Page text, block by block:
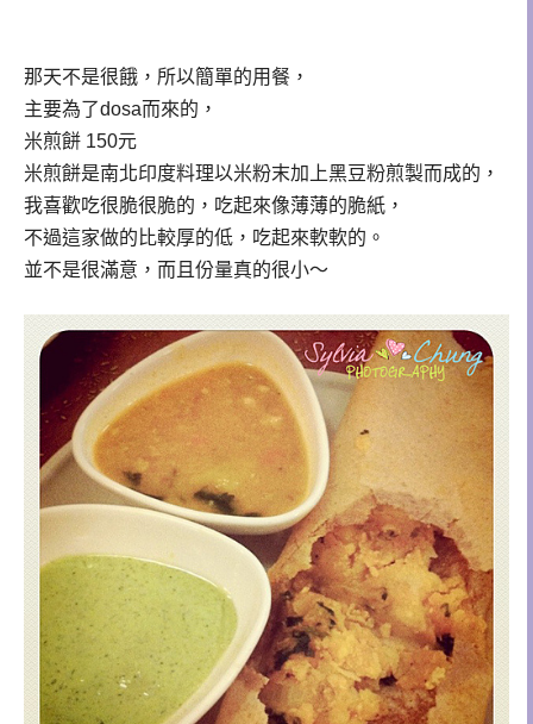
那天不是很餓，所以簡單的用餐，
主要為了dosa而來的，
米煎餅 150元
米煎餅是南北印度料理以米粉末加上黑豆粉煎製而成的，
我喜歡吃很脆很脆的，吃起來像薄薄的脆紙，
不過這家做的比較厚的低，吃起來軟軟的。
並不是很滿意，而且份量真的很小～